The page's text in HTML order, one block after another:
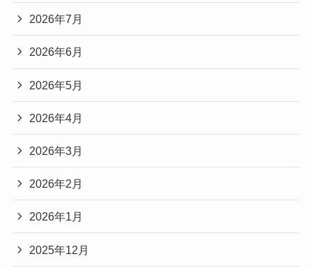
2026年7月
2026年6月
2026年5月
2026年4月
2026年3月
2026年2月
2026年1月
2025年12月